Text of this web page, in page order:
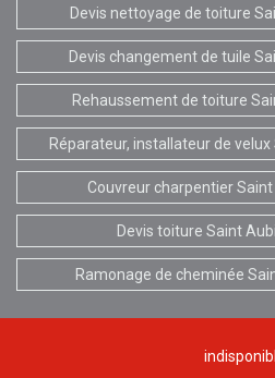
Devis nettoyage de toiture
Devis changement de tuile
Rehaussement de toiture
Réparateur, installateur de
Couvreur charpentier
Devis toiture Saint
Ramonage de cheminée